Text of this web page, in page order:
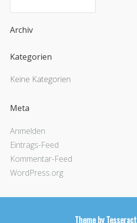
Archiv
Kategorien
Keine Kategorien
Meta
Anmelden
Eintrags-Feed
Kommentar-Feed
WordPress.org
Theme by Tesseract